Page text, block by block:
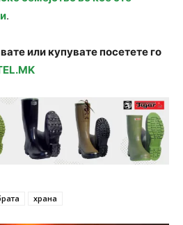
.
или купувате посетете го
храна